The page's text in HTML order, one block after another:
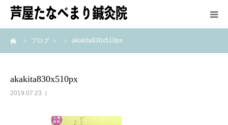
ブログ akakita830x510px
akakita830x510px
2019.07.23
HOME